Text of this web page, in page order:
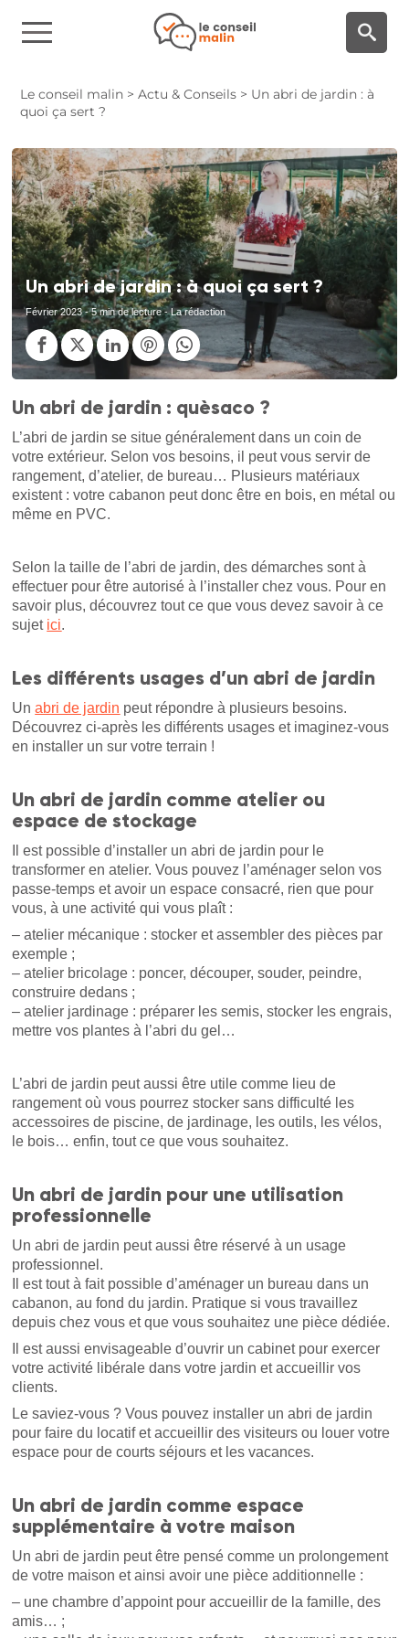
Le conseil malin >Actu & Conseils > Un abri de jardin : à
quoi ça sert ?
Un abri de jardin : à quoi ça sert ?
Février 2023- 5 min de lecture - La rédaction
Un abri de jardin : quèsaco ?
L’abri de jardin se situe généralement dans un coin de
votre extérieur. Selon vos besoins, il peut vous servir de
rangement, d’atelier, de bureau… Plusieurs matériaux
existent : votre cabanon peut donc être en bois, en métal ou
même en PVC.
Selon la taille de l’abri de jardin, des démarches sont à
effectuer pour être autorisé à l’installer chez vous. Pour en
savoir plus, découvrez tout ce que vous devez savoir à ce
sujet ici.
Les différents usages d’un abri de jardin
Unabri de jardin peut répondre à plusieurs besoins.
Découvrez ci-après les différents usages et imaginez-vous
en installer un sur votre terrain !
Un abri de jardin comme atelier ou
espace de stockage
Il est possible d’installer un abri de jardin pour le
transformer en atelier. Vous pouvez l’aménager selon vos
passe-temps et avoir un espace consacré, rien que pour
vous, à une activité qui vous plaît :
– atelier mécanique : stocker et assembler des pièces par
exemple ;
– atelier bricolage : poncer, découper, souder, peindre,
construire dedans ;
– atelier jardinage : préparer les semis, stocker les engrais,
mettre vos plantes à l’abri du gel…
L’abri de jardin peut aussi être utile comme lieu de
rangement où vous pourrez stocker sans difficulté les
accessoires de piscine, de jardinage, les outils, les vélos,
le bois… enfin, tout ce que vous souhaitez.
Un abri de jardin pour une utilisation
professionnelle
Un abri de jardin peut aussi être réservé à un usage
professionnel.
Il est tout à fait possible d’aménager un bureau dans un
cabanon, au fond du jardin. Pratique si vous travaillez
depuis chez vous et que vous souhaitez une pièce dédiée.
Il est aussi envisageable d’ouvrir un cabinet pour exercer
votre activité libérale dans votre jardin et accueillir vos
clients.
Le saviez-vous ? Vous pouvez installer un abri de jardin
pour faire du locatif et accueillir des visiteurs ou louer votre
espace pour de courts séjours et les vacances.
Un abri de jardin comme espace
supplémentaire à votre maison
Un abri de jardin peut être pensé comme un prolongement
de votre maison et ainsi avoir une pièce additionnelle :
– une chambre d’appoint pour accueillir de la famille, des
amis… ;